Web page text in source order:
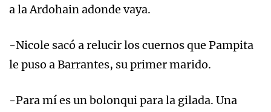
a la Ardohain adonde vaya.
-Nicole sacó a relucir los cuernos que Pampita
le puso a Barrantes, su primer marido.
-Para mí es un bolonqui para la gilada. Una